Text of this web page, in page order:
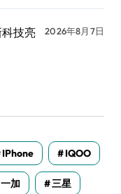
技亮
2026年8月7日
IPhone IQOO
一加 三星